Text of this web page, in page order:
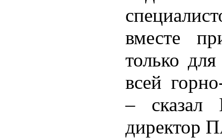
вместе
только
всей
– сказал
директор